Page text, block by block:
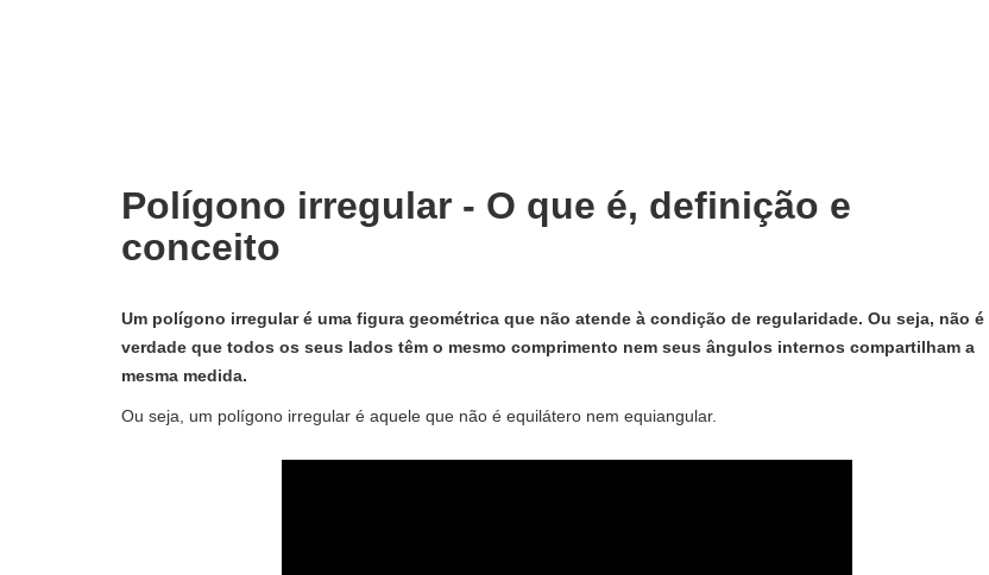
Polígono irregular - O que é, definição e
conceito
Um polígono irregular é uma figura geométrica que não atende à condição de regularidade. Ou seja, não é
verdade que todos os seus lados têm o mesmo comprimento nem seus ângulos internos compartilham a
mesma medida.
Ou seja, um polígono irregular é aquele que não é equilátero nem equiangular.